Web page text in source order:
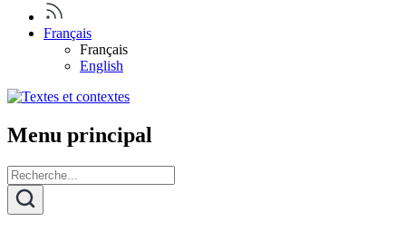
Français
Français
English
Menu principal